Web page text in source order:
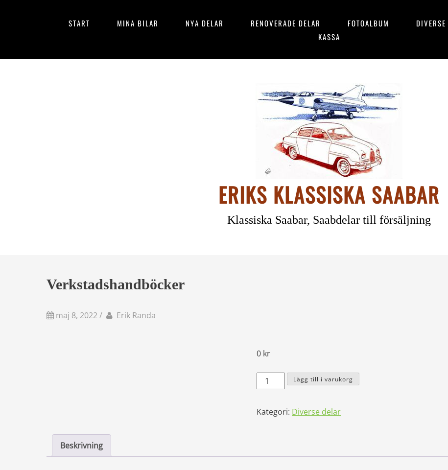
Primär
HoppaSTART MINA BILAR NYA DELAR RENOVERADE DELAR FOTOALBUM DIVERSE
KASSA
ERIKS KLASSISKA SAABAR
Klassiska Saabar, Saabdelar till försäljning
Verkstadshandböcker
maj 8, 2022/ av Författare
Erik Randa
0 kr
Verkstadshandböcker
mängd
Lägg till i varukorg
Kategori: Diverse delar
Beskrivning